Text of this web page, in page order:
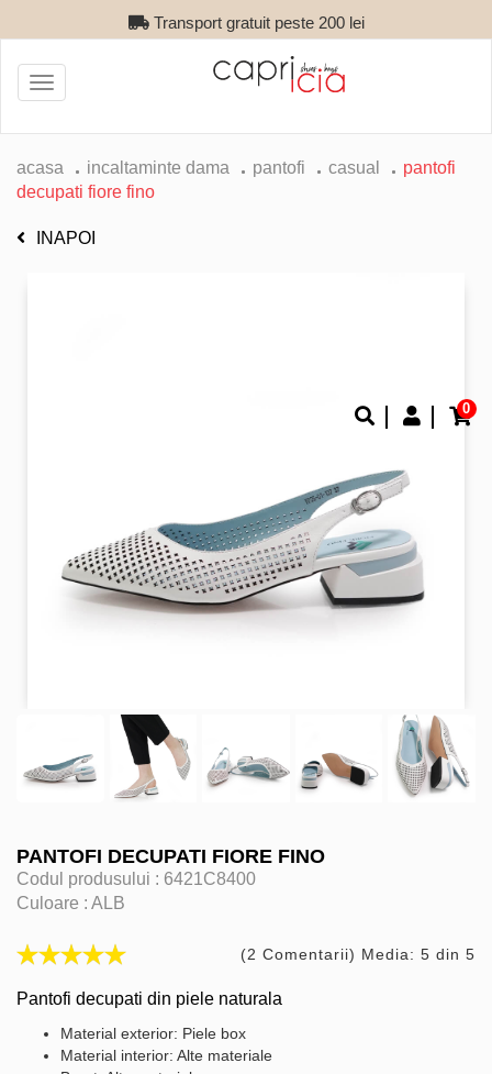
Transport gratuit peste 200 lei
0
Toggle
navigation
acasa incaltaminte dama pantofi casual
pantofi
decupati fiore fino
INAPOI
PANTOFI DECUPATI FIORE FINO
Codul produsului : 6421C8400
Culoare : ALB
(2 Comentarii) Media: 5 din 5
Pantofi decupati din piele naturala
Material exterior: Piele box
Material interior: Alte materiale